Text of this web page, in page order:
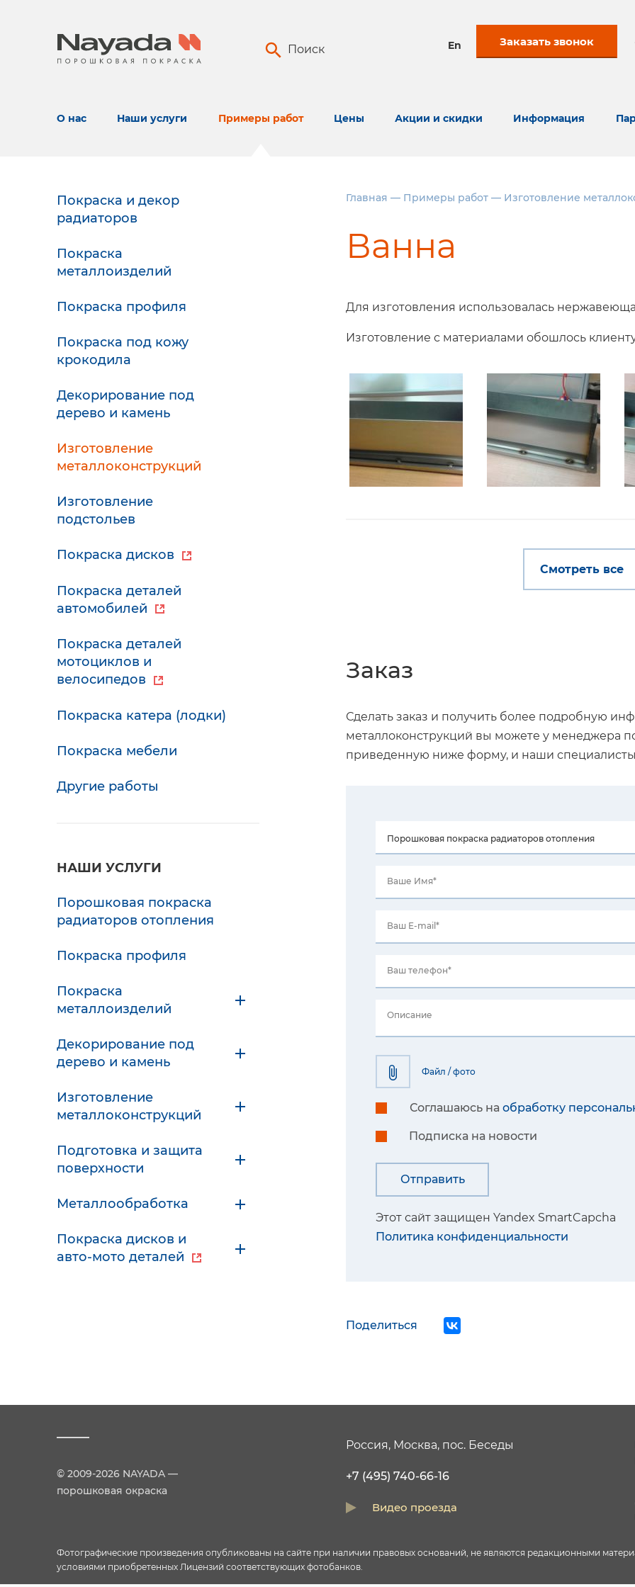
Поиск En Заказать звонок
О нас Наши услуги Примеры работ Цены Акции и скидки Информация
Покраска и декор
радиаторов
Покраска
металлоизделий
Покраска профиля
Покраска под кожу
крокодила
Декорирование под
дерево и камень
Изготовление
металлоконструкций
Изготовление
подстольев
Покраска дисков
Покраска деталей
автомобилей
Покраска деталей
мотоциклов и
велосипедов
Покраска катера (лодки)
Покраска мебели
Другие работы
НАШИ УСЛУГИ
Порошковая покраска
радиаторов отопления
Покраска профиля
Покраска
металлоизделий
Декорирование под
дерево и камень
Изготовление
металлоконструкций
Подготовка и защита
поверхности
Металлообработка
Покраска дисков и
авто-мото деталей
Главная — Примеры работ — Изготовление
Ванна
Для изготовления использовалась
Изготовление с материалами обошлось
Смотреть все
Заказ
Сделать заказ и получить более подробную
металлоконструкций вы можете у менеджера
приведенную ниже форму, и наши специалисты
Ваше Имя*
Ваш E-mail*
Ваш телефон*
Описание
Файл / фото
Соглашаюсь на обработку
Подписка на новости
Этот сайт защищен Yandex SmartCapcha
Политика конфиденциальности
Поделиться
© 2009-2026 NAYADA —
порошковая окраска
Россия, Москва, пос. Беседы
+7 (495) 740-66-16
Видео проезда
Фотографические произведения опубликованы на сайте при наличии правовых оснований, не являются редакционными
условиями приобретенных Лицензий соответствующих фотобанков.